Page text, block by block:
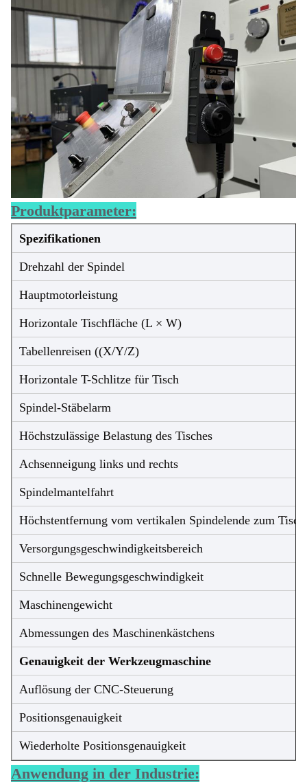
Produktparameter:
Spezifikationen
Drehzahl der Spindel
Hauptmotorleistung
Horizontale Tischfläche (L × W)
Tabellenreisen ((X/Y/Z)
Horizontale T-Schlitze für Tisch
Spindel-Stäbelarm
Höchstzulässige Belastung des Tisches
Achsenneigung links und rechts
Spindelmantelfahrt
Höchstentfernung vom vertikalen Spindelende zum Tisch
Versorgungsgeschwindigkeitsbereich
Schnelle Bewegungsgeschwindigkeit
Maschinengewicht
Abmessungen des Maschinenkästchens
Genauigkeit der Werkzeugmaschine
Auflösung der CNC-Steuerung
Positionsgenauigkeit
Wiederholte Positionsgenauigkeit
Anwendung in der Industrie: